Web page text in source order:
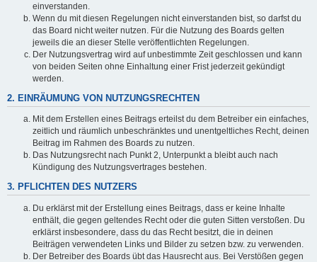
einverstanden.
Wenn du mit diesen Regelungen nicht einverstanden bist, so darfst du
das Board nicht weiter nutzen. Für die Nutzung des Boards gelten
jeweils die an dieser Stelle veröffentlichten Regelungen.
Der Nutzungsvertrag wird auf unbestimmte Zeit geschlossen und kann
von beiden Seiten ohne Einhaltung einer Frist jederzeit gekündigt
werden.
2. EINRÄUMUNG VON NUTZUNGSRECHTEN
Mit dem Erstellen eines Beitrags erteilst du dem Betreiber ein einfaches,
zeitlich und räumlich unbeschränktes und unentgeltliches Recht, deinen
Beitrag im Rahmen des Boards zu nutzen.
Das Nutzungsrecht nach Punkt 2, Unterpunkt a bleibt auch nach
Kündigung des Nutzungsvertrages bestehen.
3. PFLICHTEN DES NUTZERS
Du erklärst mit der Erstellung eines Beitrags, dass er keine Inhalte
enthält, die gegen geltendes Recht oder die guten Sitten verstoßen. Du
erklärst insbesondere, dass du das Recht besitzt, die in deinen
Beiträgen verwendeten Links und Bilder zu setzen bzw. zu verwenden.
Der Betreiber des Boards übt das Hausrecht aus. Bei Verstößen gegen